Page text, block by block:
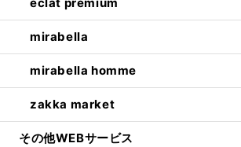
mirabella
mirabella homme
zakka market
その他WEBサービス